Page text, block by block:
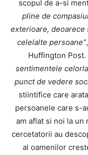
scopul de a-si
pline de
exterioare, deoarece
celelalte persoane”
Huffington Post.
sentimentele
punct de vedere
stiintifice care
persoanele care s-
am aflat si noi la
cercetatorii au
al oamenilor